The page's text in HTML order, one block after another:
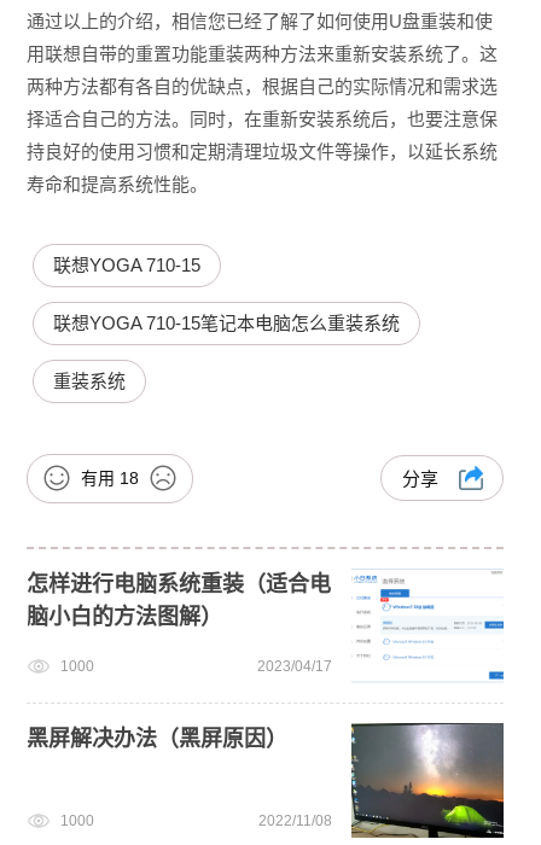
通过以上的介绍，相信您已经了解了如何使用U盘重装和使
用联想自带的重置功能重装两种方法来重新安装系统了。这
两种方法都有各自的优缺点，根据自己的实际情况和需求选
择适合自己的方法。同时，在重新安装系统后，也要注意保
持良好的使用习惯和定期清理垃圾文件等操作，以延长系统
寿命和提高系统性能。
联想YOGA 710-15
联想YOGA 710-15笔记本电脑怎么重装系统
重装系统
有用 18 分享
怎样进行电脑系统重装（适合电
脑小白的方法图解）
1000 2023/04/17
黑屏解决办法（黑屏原因）
1000 2022/11/08